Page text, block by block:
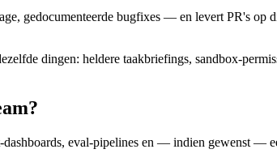
gedocumenteerde bugfixes — en levert PR's op
dingen: heldere taakbriefings, sandbox-
eval-pipelines en — indien gewenst —